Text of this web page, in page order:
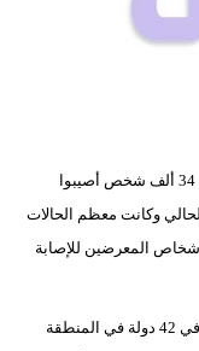
، الثلاثاء، أن أكثر من 34 ألف شخص أصيبوا
وكانت معظم الحالات
المعرضين للإصابة
وبلغ عدد الوفيات 13 حالة ضمن 34300 حالة إصابة في 42 دولة في المنطقة